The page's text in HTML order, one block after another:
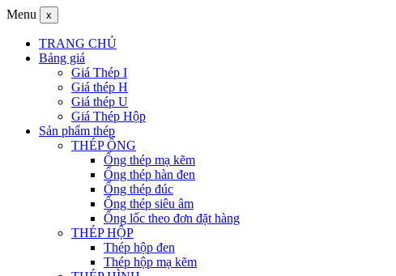
Menu x
TRANG CHỦ
Bảng giá
Giá Thép I
Giá thép H
Giá thép U
Giá Thép Hộp
Sản phẩm thép
THÉP ỐNG
Ống thép mạ kẽm
Ống thép hàn đen
Ống thép đúc
Ống thép siêu âm
Ống lốc theo đơn đặt hàng
THÉP HỘP
Thép hộp đen
Thép hộp mạ kẽm